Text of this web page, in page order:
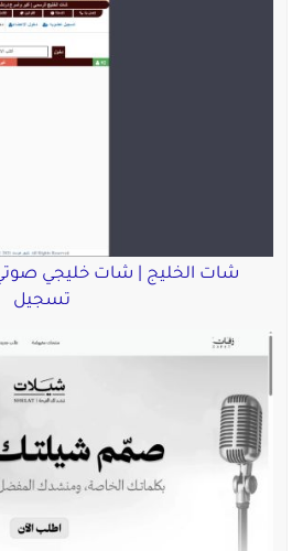
شات الخليج | شات خليجي صوتي
تسجيل